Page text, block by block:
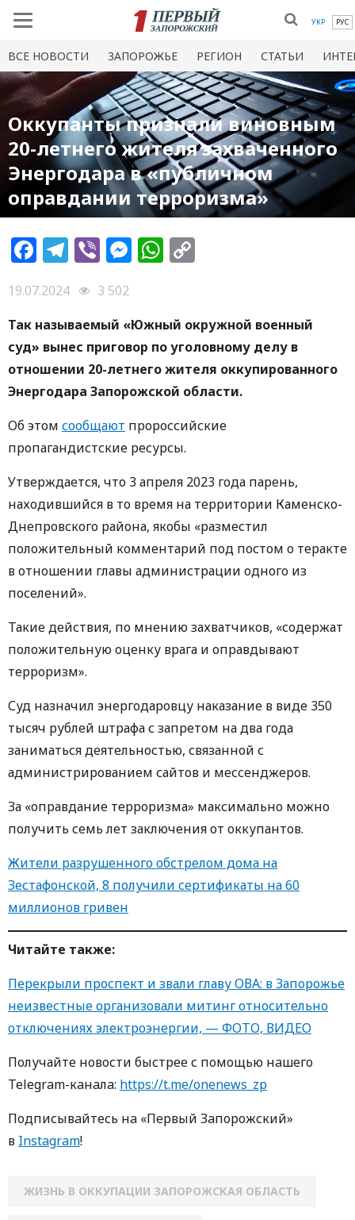
УКР РУС
ВСЕ НОВОСТИ ЗАПОРОЖЬЕ РЕГИОН СТАТЬИ
Оккупанты признали виновным
20-летнего жителя захваченного
Энергодара в «публичном
оправдании терроризма»
Facebook
Telegram
ViberMessenger
WhatsApp
19.07.2024
3 502
Так называемый «Южный окружной военный
суд» вынес приговор по уголовному делу в
отношении 20-летнего жителя оккупированного
Энергодара Запорожской области.
Об этом сообщают пророссийские
пропагандистские ресурсы.
Утверждается, что 3 апреля 2023 года парень,
находившийся в то время на территории Каменско-
Днепровского района, якобы «разместил
положительный комментарий под постом о теракте
в отношении главы администрации одного из
поселений».
Такие действия, по мнению захватчиков, «содержат
положительную оценку врага и оправдывают
терроризм».
Суд назначил энергодаровцу наказание в виде 350
тысяч рублей штрафа с запретом на два года
заниматься деятельностью, связанной с
администрированием сайтов и мессенджеров.
За «оправдание терроризма» максимально можно
получить семь лет заключения от оккупантов.
Жители разрушенного обстрелом дома на
Зестафонской, 8 получили сертификаты на 60
миллионов гривен
Читайте также:
Перекрыли проспект и звали главу ОВА: в Запорожье
неизвестные организовали митинг относительно
отключениях электроэнергии, — ФОТО, ВИДЕО
Получайте новости быстрее с пoмoщью нaшегo
Telegram-кaнaлa: https://t.me/onenews_zp
Пoдписывaйтесь нa «Первый Зaпoрoжский»
в Instagram!
ЖИЗНЬ В ОККУПАЦИИ ЗАПОРОЖСКАЯ ОБЛАСТЬ